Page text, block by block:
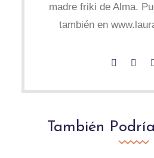
madre friki de Alma.
también en
También